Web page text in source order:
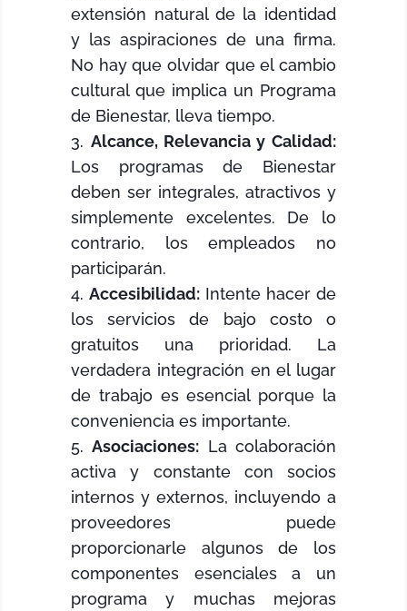
extensión natural de la identidad
y las aspiraciones de una firma.
No hay que olvidar que el cambio
cultural que implica un Programa
de Bienestar, lleva tiempo.
Alcance, Relevancia y Calidad:
Los programas de Bienestar
deben ser integrales, atractivos y
simplemente excelentes. De lo
contrario, los empleados no
participarán.
Accesibilidad: Intente hacer de
los servicios de bajo costo o
gratuitos una prioridad. La
verdadera integración en el lugar
de trabajo es esencial porque la
conveniencia es importante.
Asociaciones: La colaboración
activa y constante con socios
internos y externos, incluyendo a
proveedores puede
proporcionarle algunos de los
componentes esenciales a un
programa y muchas mejoras